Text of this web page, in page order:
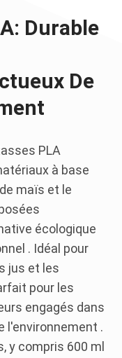
Durable
De
PLA
à base
maïs et le
écologique
. Idéal pour
jus et les
pour les
engagés dans
l'environnement .
y compris 600 ml